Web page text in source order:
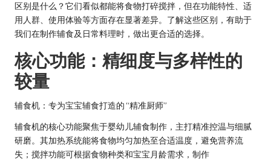
区别是什么？它们看似都能将食物打碎搅拌，但在功能特性、适
用人群、使用体验等方面存在显著差异。了解这些区别，有助于
我们在制作辅食及日常料理时，做出更合适的选择。
核心功能：精细度与多样性的
较量
辅食机：专为宝宝辅食打造的 “精准厨师”
辅食机的核心功能聚焦于婴幼儿辅食制作 ，主打精准控温与细腻
研磨。其加热系统能将食物均匀加热至合适温度，避免营养流
失；搅拌功能可根据食物种类和宝宝月龄需求，制作